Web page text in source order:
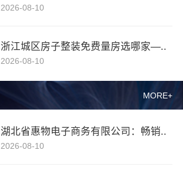
MORE+
湖北省惠物电子商务有限公司：畅销..
2026-08-10
2026-08-10
浙江城区房子整装免费量房选哪家—..
2026-08-10